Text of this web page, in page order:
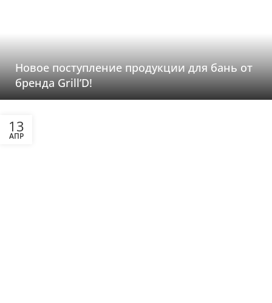
Новое поступление продукции для бань от
бренда Grill’D!
13
АПР